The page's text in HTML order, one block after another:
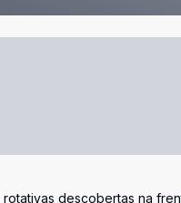
descobertas na